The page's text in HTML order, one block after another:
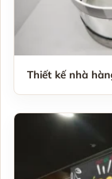
Thiết kế nhà